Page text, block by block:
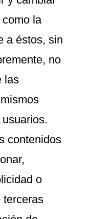
la
a éstos, sin
no
las
contenidos
o
terceras